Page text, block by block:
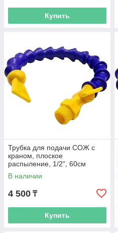
Купить
Трубка для подачи СОЖ с
краном, плоское
распыление, 1/2", 60см
В наличии
4 500 ₸
Купить